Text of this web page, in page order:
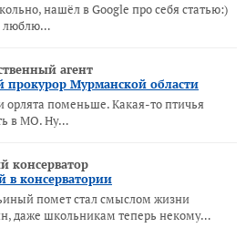
нашёл в Google про себя статью:)
люблю…
агент
прокурор Мурманской области
орлята поменьше. Какая-то птичья
в МО. Ну…
консерватор
в консерватории
помет стал смыслом жизни
даже школьникам теперь некому…